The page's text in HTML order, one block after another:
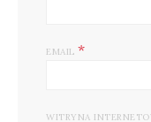
EMAIL *
WITRYNA